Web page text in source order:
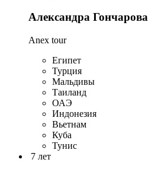
Александра Гончарова
Anex tour
Египет
Турция
Мальдивы
Таиланд
ОАЭ
Индонезия
Вьетнам
Куба
Тунис
7 лет